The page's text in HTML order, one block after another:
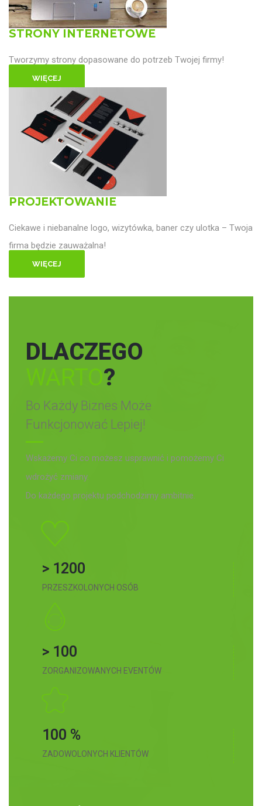
STRONY INTERNETOWE
Tworzymy strony dopasowane do potrzeb Twojej firmy!
WIĘCEJ
PROJEKTOWANIE
Ciekawe i niebanalne logo, wizytówka, baner czy ulotka – Twoja
firma będzie zauważalna!
WIĘCEJ
DLACZEGO
WARTO?
Bo Każdy Biznes Może
Funkcjonować Lepiej!
Wskażemy Ci co możesz usprawnić i pomożemy Ci
wdrożyć zmiany.
Do każdego projektu podchodzimy ambitnie.
> 1200
PRZESZKOLONYCH OSÓB
> 100
ZORGANIZOWANYCH EVENTÓW
100 %
ZADOWOLONYCH KLIENTÓW